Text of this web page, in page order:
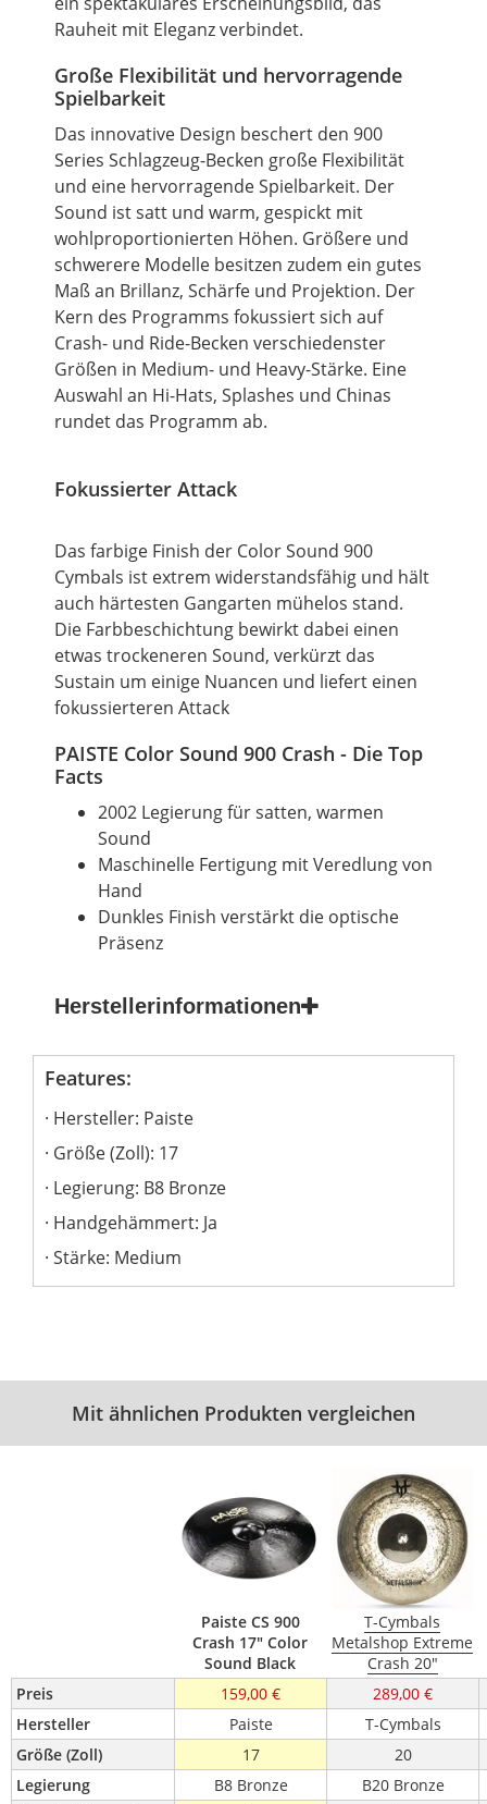
Rauheit mit Eleganz verbindet.
Große Flexibilität und hervorragende
Spielbarkeit
Das innovative Design beschert den 900
Series Schlagzeug-Becken große Flexibilität
und eine hervorragende Spielbarkeit. Der
Sound ist satt und warm, gespickt mit
wohlproportionierten Höhen. Größere und
schwerere Modelle besitzen zudem ein gutes
Maß an Brillanz, Schärfe und Projektion. Der
Kern des Programms fokussiert sich auf
Crash- und Ride-Becken verschiedenster
Größen in Medium- und Heavy-Stärke. Eine
Auswahl an Hi-Hats, Splashes und Chinas
rundet das Programm ab.
Fokussierter Attack
Das farbige Finish der Color Sound 900
Cymbals ist extrem widerstandsfähig und hält
auch härtesten Gangarten mühelos stand.
Die Farbbeschichtung bewirkt dabei einen
etwas trockeneren Sound, verkürzt das
Sustain um einige Nuancen und liefert einen
fokussierteren Attack
PAISTE Color Sound 900 Crash - Die Top
Facts
2002 Legierung für satten, warmen
Sound
Maschinelle Fertigung mit Veredlung von
Hand
Dunkles Finish verstärkt die optische
Präsenz
Herstellerinformationen
Features:
Hersteller: Paiste
Größe (Zoll): 17
Legierung: B8 Bronze
Handgehämmert: Ja
Stärke: Medium
Mit ähnlichen Produkten vergleichen
Paiste CS 900
Crash 17" Color
Sound Black
T-Cymbals
Metalshop Extreme
Crash 20"
Preis
159,00 €
289,00 €
Hersteller
Paiste
T-Cymbals
Größe (Zoll)
17
20
Legierung
B8 Bronze
B20 Bronze